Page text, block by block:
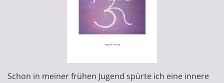
Schon in meiner frühen Jugend spürte ich eine innere